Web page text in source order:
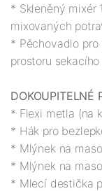
* Skleněný mixér
mixovaných
* Pěchovadlo
prostoru
DOKOUPITELNÉ
* Flexi metla (na
* Hák pro
* Mlýnek na
* Mlýnek na
* Mlecí destička